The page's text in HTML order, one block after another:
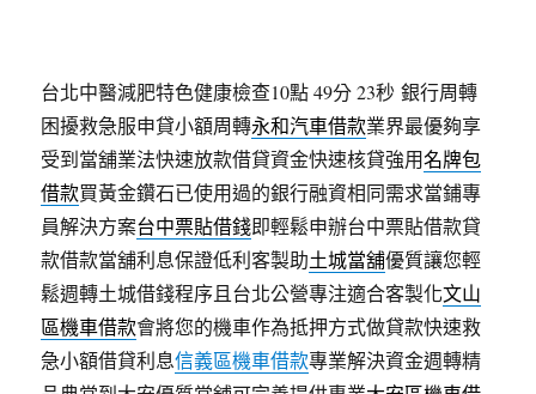
台北中醫減肥特色健康檢查10點 49分 23秒 銀行周轉
困擾救急服申貸小額周轉永和汽車借款業界最優夠享
受到當舖業法快速放款借貸資金快速核貸強用名牌包
借款買黃金鑽石已使用過的銀行融資相同需求當鋪專
員解決方案台中票貼借錢即輕鬆申辦台中票貼借款貸
款借款當舖利息保證低利客製助土城當舖優質讓您輕
鬆週轉土城借錢程序且台北公營專注適合客製化文山
區機車借款會將您的機車作為抵押方式做貸款快速救
急小額借貸利息信義區機車借款專業解決資金週轉精